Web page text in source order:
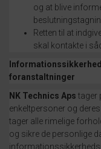
og at blive
Retten til at
skal kontakte i
foranstaltninger
NK Technics Aps tager
enkeltpersoner og
tager alle rimelige
og sikre de personlige